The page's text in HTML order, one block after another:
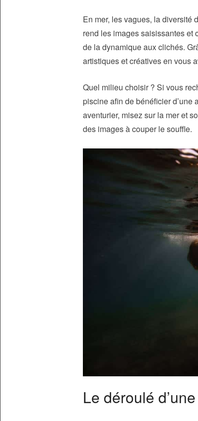
En mer, les vagues, la diversité
rend les images saisissantes et
de la dynamique aux clichés.
artistiques et créatives en vous
Quel milieu choisir ? Si vous
piscine afin de bénéficier d’une
aventurier, misez sur la mer et
des images à couper le souffle.
Le déroulé